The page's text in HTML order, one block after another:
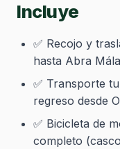
Incluye
✅ Recojo y
hasta Abra
✅ Transporte
regreso desde
✅ Bicicleta de
completo